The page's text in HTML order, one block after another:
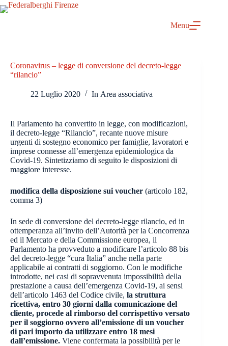
Salta
al
Menu
Coronavirus – legge di conversione del decreto-legge
“rilancio”
22 Luglio 2020 In Area associativa
Il Parlamento ha convertito in legge, con modificazioni,
il decreto-legge “Rilancio”, recante nuove misure
urgenti di sostegno economico per famiglie, lavoratori e
imprese connesse all’emergenza epidemiologica da
Covid-19. Sintetizziamo di seguito le disposizioni di
maggiore interesse.
modifica della disposizione sui voucher (articolo 182,
comma 3)
In sede di conversione del decreto-legge rilancio, ed in
ottemperanza all’invito dell’Autorità per la Concorrenza
ed il Mercato e della Commissione europea, il
Parlamento ha provveduto a modificare l’articolo 88 bis
del decreto-legge “cura Italia” anche nella parte
applicabile ai contratti di soggiorno. Con le modifiche
introdotte, nei casi di sopravvenuta impossibilità della
prestazione a causa dell’emergenza Covid-19, ai sensi
dell’articolo 1463 del Codice civile, la struttura
ricettiva, entro 30 giorni dalla comunicazione del
cliente, procede al rimborso del corrispettivo versato
per il soggiorno ovvero all’emissione di un voucher
di pari importo da utilizzare entro 18 mesi
dall’emissione. Viene confermata la possibilità per le